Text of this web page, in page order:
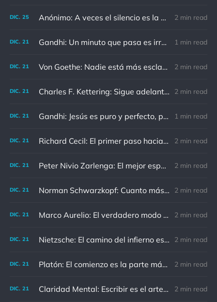
DIC. 25 Anónimo: A veces el silencio es la mejor respuesta 2 min read
DIC. 21 Gandhi: Un minuto que pasa es irrecuperable. Conociendo esto, ¿cómo podemos malgastar tantas horas? 1 min read
DIC. 21 Von Goethe: Nadie está más esclavizado que aquellos que falsamente creen que son libres. 2 min read
DIC. 21 Charles F. Kettering: Sigue adelante, y es probable que tropieces con algo, tal vez cuando menos lo esperes. Nunca he escuchado hablar de alguien algu 2 min read
DIC. 21 Gandhi: Jesús es puro y perfecto, pero vosotros los cristianos no sois como él. 1 min read
DIC. 21 Richard Cecil: El primer paso hacia el conocimiento es saber que somos ignorantes. 2 min read
DIC. 21 Peter Nivio Zarlenga: El mejor espejo es un viejo amigo. 2 min read
DIC. 21 Norman Schwarzkopf: Cuanto más sudes por la paz, menos sangras por la guerra. 2 min read
DIC. 21 Marco Aurelio: El verdadero modo de vengarse de un enemigo es no parecérsele. 2 min read
DIC. 21 Nietzsche: El camino del infierno está asfaltado de buenas intenciones. 2 min read
DIC. 21 Platón: El comienzo es la parte más importante del trabajo 2 min read
DIC. 21 Claridad Mental: Escribir es el arte de calmar y despejar la mente. 2 min read